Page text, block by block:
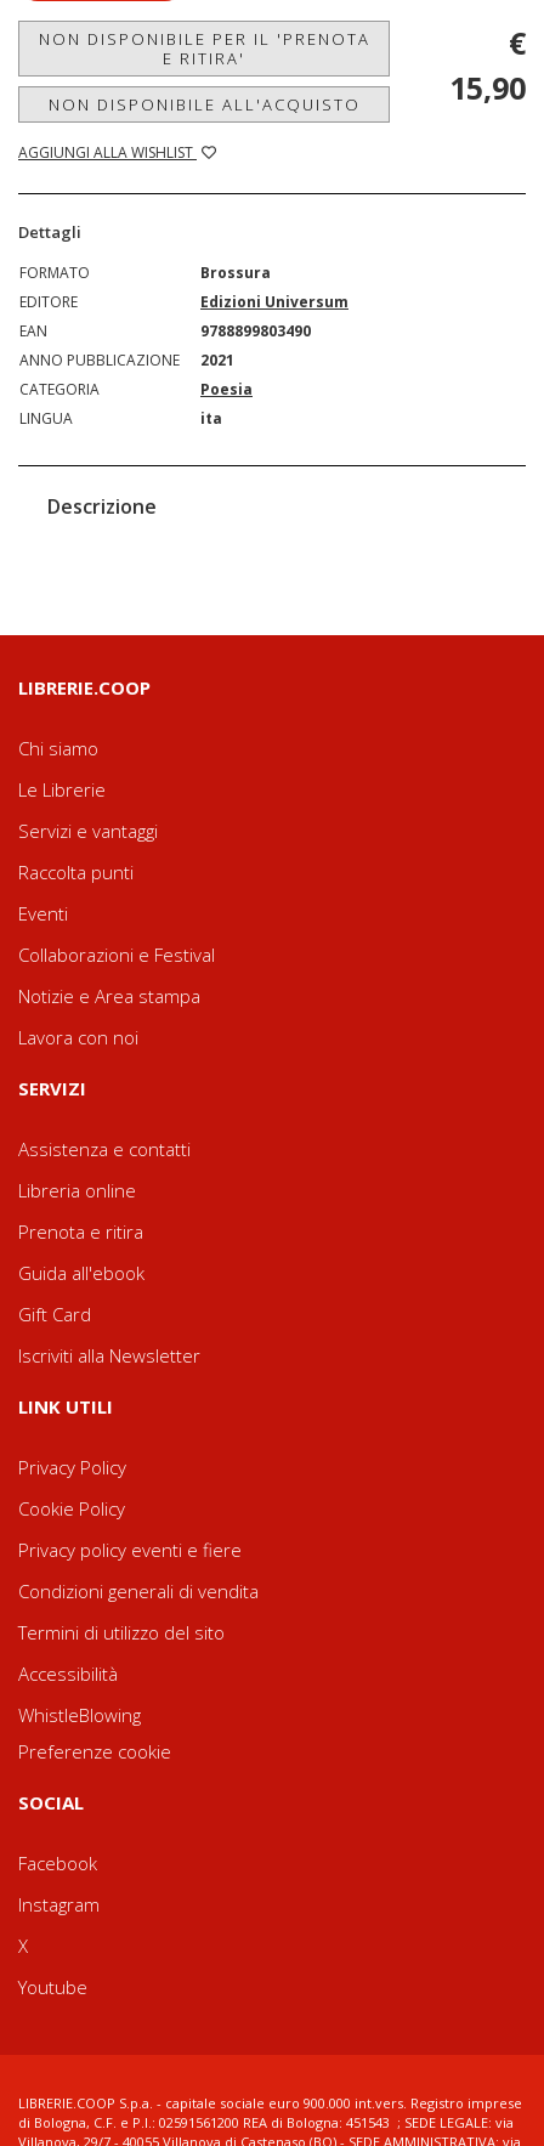
NON DISPONIBILE PER IL 'PRENOTA
E RITIRA'
NON DISPONIBILE ALL'ACQUISTO
AGGIUNGI ALLA WISHLIST
€
15,90
Dettagli
FORMATO
Brossura
EDITORE
Edizioni Universum
EAN
9788899803490
ANNO PUBBLICAZIONE
2021
CATEGORIA
Poesia
LINGUA
ita
Descrizione
LIBRERIE.COOP
Chi siamo
Le Librerie
Servizi e vantaggi
Raccolta punti
Eventi
Collaborazioni e Festival
Notizie e Area stampa
Lavora con noi
SERVIZI
Assistenza e contatti
Libreria online
Prenota e ritira
Guida all'ebook
Gift Card
Iscriviti alla Newsletter
LINK UTILI
Privacy Policy
Cookie Policy
Privacy policy eventi e fiere
Condizioni generali di vendita
Termini di utilizzo del sito
Accessibilità
WhistleBlowing
Preferenze cookie
SOCIAL
Facebook
Instagram
X
Youtube
LIBRERIE.COOP S.p.a. - capitale sociale euro 900.000 int.vers. Registro imprese
di Bologna, C.F. e P.I.: 02591561200 REA di Bologna: 451543 ; SEDE LEGALE: via
Villanova, 29/7 - 40055 Villanova di Castenaso (BO) - SEDE AMMINISTRATIVA: via